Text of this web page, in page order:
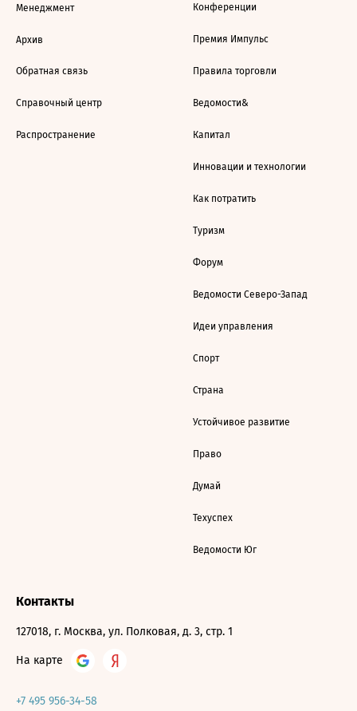
Менеджмент
Архив
Обратная связь
Справочный центр
Распространение
Конференции
Премия Импульс
Правила торговли
Ведомости&
Капитал
Инновации и технологии
Как потратить
Туризм
Форум
Ведомости Северо-Запад
Идеи управления
Спорт
Страна
Устойчивое развитие
Право
Думай
Техуспех
Ведомости Юг
Контакты
127018, г. Москва, ул. Полковая, д. 3, стр. 1
На карте
+7 495 956-34-58